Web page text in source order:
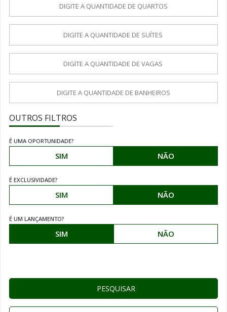
OUTROS FILTROS
É UMA OPORTUNIDADE?
SIM NÃO
É EXCLUSIVIDADE?
SIM NÃO
É UM LANÇAMENTO?
SIM NÃO
PESQUISAR